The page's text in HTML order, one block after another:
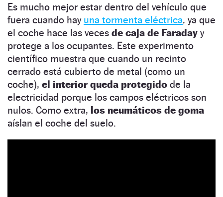
Es mucho mejor estar dentro del vehículo que
fuera cuando hay una tormenta eléctrica, ya que
el coche hace las veces de caja de Faraday y
protege a los ocupantes. Este experimento
científico muestra que cuando un recinto
cerrado está cubierto de metal (como un
coche), el interior queda protegido de la
electricidad porque los campos eléctricos son
nulos. Como extra, los neumáticos de goma
aíslan el coche del suelo.